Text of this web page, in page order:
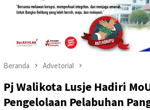
Beranda Advetorial
Pj Walikota Lusje Hadiri
Pengelolaan Pelabuhan